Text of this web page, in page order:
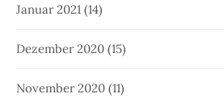
Januar 2021 (14)
Dezember 2020 (15)
November 2020 (11)